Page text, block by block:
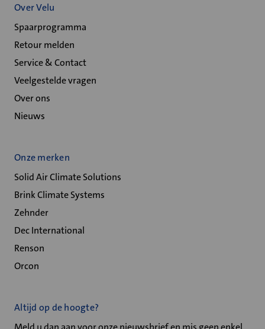
Over Velu
Spaarprogramma
Retour melden
Service & Contact
Veelgestelde vragen
Over ons
Nieuws
Onze merken
Solid Air Climate Solutions
Brink Climate Systems
Zehnder
Dec International
Renson
Orcon
Altijd op de hoogte?